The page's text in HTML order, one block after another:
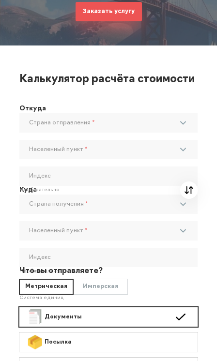
Заказать услугу
Калькулятор расчёта стоимости
Откуда
Страна отправления *
Населенный пункт *
Индекс
Необязательно
Куда
Страна получения *
Населенный пункт *
Индекс
Необязательно
Что вы отправляете?
Метрическая Имперская
Система единиц
Документы
Посылка